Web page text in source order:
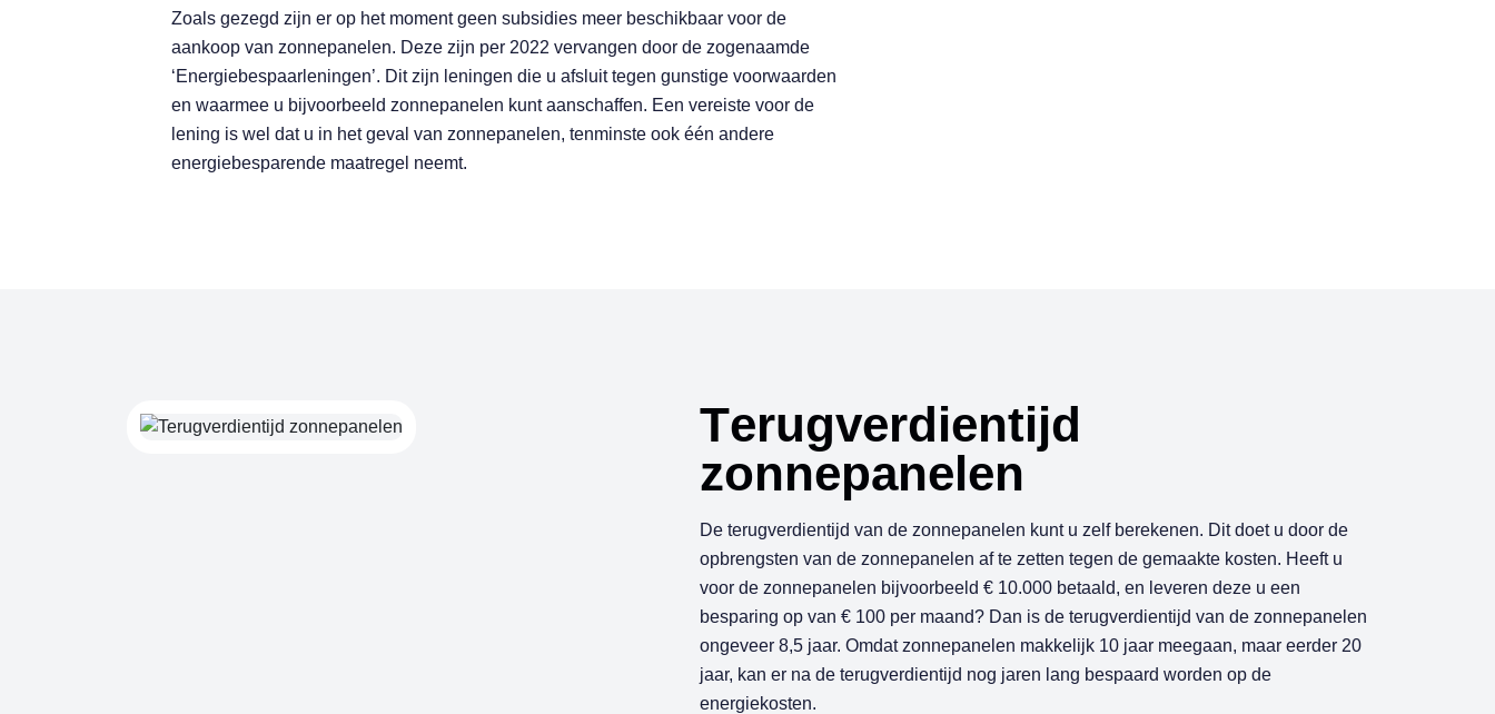
Zoals gezegd zijn er op het moment geen subsidies meer beschikbaar voor de
aankoop van zonnepanelen. Deze zijn per 2022 vervangen door de zogenaamde
‘Energiebespaarleningen’. Dit zijn leningen die u afsluit tegen gunstige voorwaarden
en waarmee u bijvoorbeeld zonnepanelen kunt aanschaffen. Een vereiste voor de
lening is wel dat u in het geval van zonnepanelen, tenminste ook één andere
energiebesparende maatregel neemt.
Terugverdientijd
zonnepanelen
De terugverdientijd van de zonnepanelen kunt u zelf berekenen. Dit doet u door de
opbrengsten van de zonnepanelen af te zetten tegen de gemaakte kosten. Heeft u
voor de zonnepanelen bijvoorbeeld € 10.000 betaald, en leveren deze u een
besparing op van € 100 per maand? Dan is de terugverdientijd van de zonnepanelen
ongeveer 8,5 jaar. Omdat zonnepanelen makkelijk 10 jaar meegaan, maar eerder 20
jaar, kan er na de terugverdientijd nog jaren lang bespaard worden op de
energiekosten.